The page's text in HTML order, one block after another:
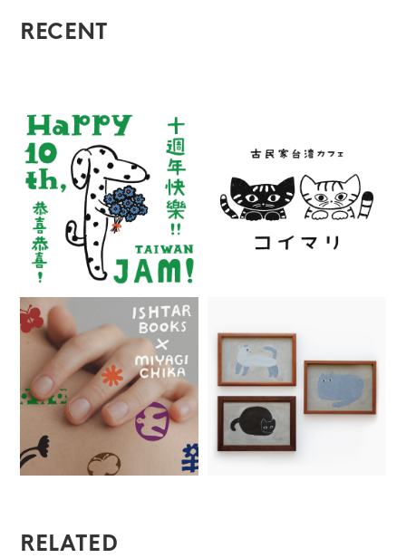
RECENT
RELATED